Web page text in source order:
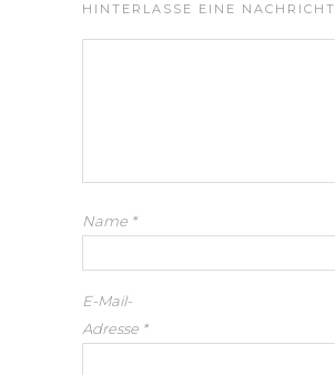
HINTERLASSE EINE NACHRICHT
Name *
E-Mail-
Adresse *